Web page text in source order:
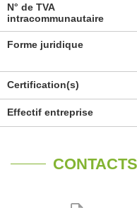
N° de TVA
intracommunautaire
Forme juridique
Certification(s)
Effectif entreprise